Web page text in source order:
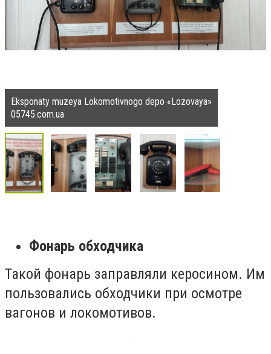
Eksponaty muzeya Lokomotivnogo depo «Lozovaya»
05745.com.ua
Фонарь обходчика
Такой фонарь заправляли керосином. Им
пользовались обходчики при осмотре
вагонов и локомотивов.